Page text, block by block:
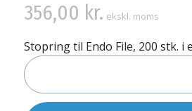
356,00 kr. ekskl. moms
Stopring til Endo File, 200 stk. i